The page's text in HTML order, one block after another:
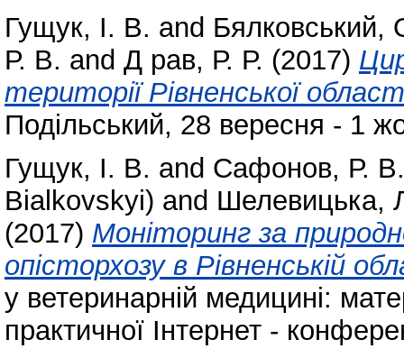
Гущук, І. В. and
Р. В. and Д рав, Р. Р. (2017)
території Рівненської
Подільський, 28 вересня - 1
Гущук, І. В. and Сафонов, Р. В.
Bialkovskyi) and Шелевицька,
(2017) Моніторинг за
опісторхозу в Рівненській
у ветеринарній медицині:
практичної Інтернет -